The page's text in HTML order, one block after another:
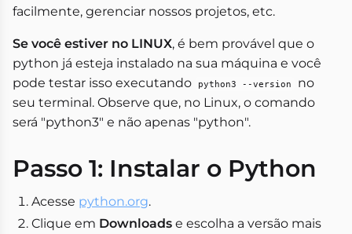
facilmente, gerenciar nossos projetos, etc.
Se você estiver no LINUX, é bem provável que o
python já esteja instalado na sua máquina e você
pode testar isso executando
python3 --version
no
seu terminal. Observe que, no Linux, o comando
será "python3" e não apenas "python".
Passo 1: Instalar o Python
Acesse python.org.
Clique em Downloads e escolha a versão mais